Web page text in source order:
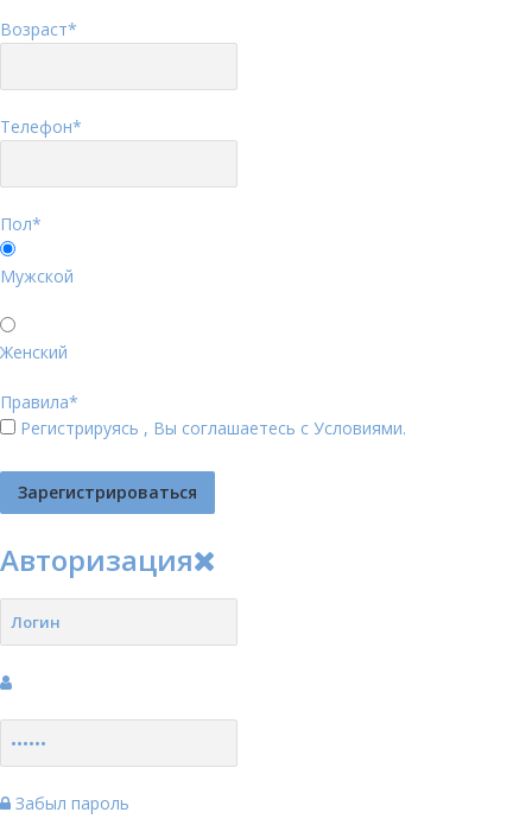
Возраст*
Телефон*
Пол*
Мужской
Женский
Правила*
Регистрируясь , Вы соглашаетесь с Условиями.
Авторизация
Забыл пароль